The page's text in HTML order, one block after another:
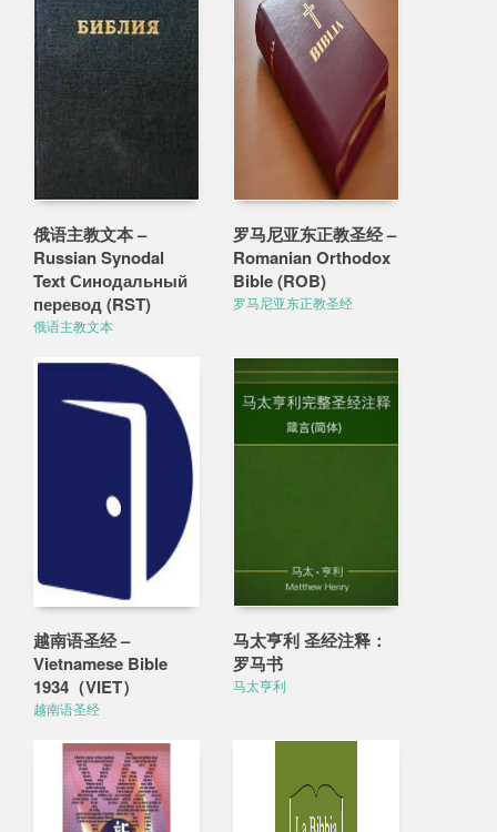
俄语主教文本 –
Russian Synodal
Text Синодальный
перевод (RST)
俄语主教文本
罗马尼亚东正教圣经 –
Romanian Orthodox
Bible (ROB)
罗马尼亚东正教圣经
越南语圣经 –
Vietnamese Bible
1934（VIET）
越南语圣经
马太亨利 圣经注释：
罗马书
马太亨利